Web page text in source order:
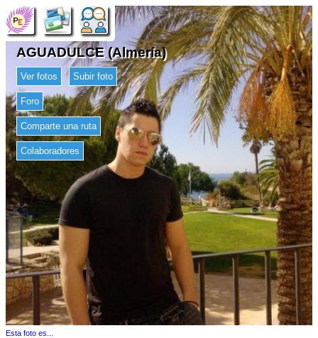
AGUADULCE (Almería)
Ver fotos Subir foto
Foro
Comparte una ruta
Colaboradores
Esta foto es...